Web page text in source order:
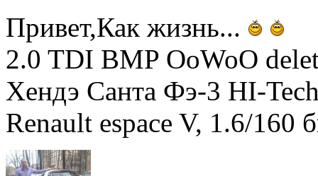
Привет,Как жизнь...
2.0 TDI BMP OoWoO
Хендэ Санта Фэ-3 HI-
Renault espace V, 1.6/160